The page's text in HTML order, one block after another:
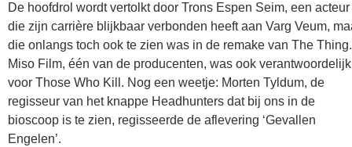
De hoofdrol wordt vertolkt door Trons Espen Seim, een acteur
die zijn carrière blijkbaar verbonden heeft aan Varg Veum,
die onlangs toch ook te zien was in de remake van The Thing.
Miso Film, één van de producenten, was ook verantwoordelijk
voor Those Who Kill. Nog een weetje: Morten Tyldum, de
regisseur van het knappe Headhunters dat bij ons in de
bioscoop is te zien, regisseerde de aflevering ‘Gevallen
Engelen’.